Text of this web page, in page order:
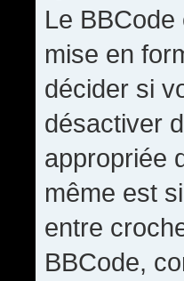
Le
mise en
décider si
désactiver
appropriée
même est
entre
BBCode,